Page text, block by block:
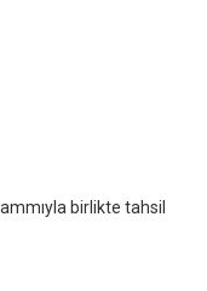
birlikte tahsil